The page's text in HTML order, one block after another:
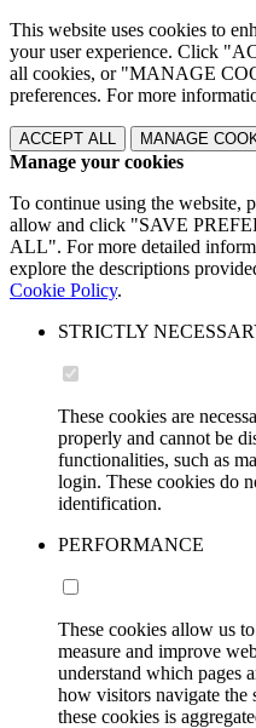
This website uses cookies to
your user experience. Click
all cookies, or "MANAGE
preferences. For more
ACCEPT ALL MANAGE
Manage your cookies
To continue using the website,
allow and click "SAVE
ALL". For more detailed
explore the descriptions
Cookie Policy.
STRICTLY
These cookies are
properly and cannot be
functionalities, such as
login. These cookies do
identification.
PERFORMANCE
These cookies allow us
measure and improve
understand which pages
how visitors navigate
these cookies is